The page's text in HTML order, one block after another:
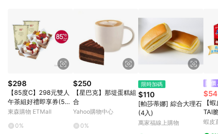
$298
【85度C】298元雙人
午茶組好禮即享券(50
元飲品*2+99元蛋糕*
東森購物 ETMall
0%
$250
【星巴克】那堤蛋糕組
合
Yahoo購物中心
0%
限時加碼
$110
[帕莎蒂娜] 綜合大理石
(4入)
萬家福線上購物
$54
【
TAI
國超
蝦皮